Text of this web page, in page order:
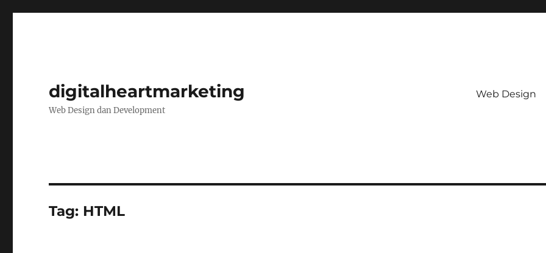
digitalheartmarketing
Web Design dan Development
Web Design
Tag: HTML